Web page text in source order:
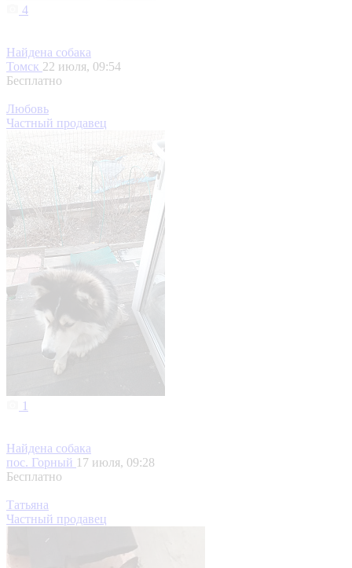
4
Найдена собака
Томск 22 июля, 09:54
Бесплатно
Любовь
Частный продавец
1
Найдена собака
пос. Горный 17 июля, 09:28
Бесплатно
Татьяна
Частный продавец